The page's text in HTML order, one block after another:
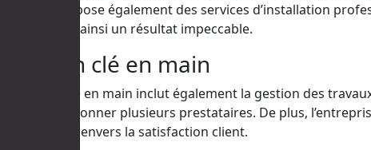
Cuisines propose également des services d’installation
garantissant ainsi un résultat impeccable.
Solution clé en main
Ce service clé en main inclut également la gestion des
avoir à coordonner plusieurs prestataires. De plus,
engagement envers la satisfaction client.